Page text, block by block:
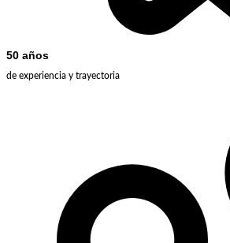
50 años
de experiencia y trayectoria